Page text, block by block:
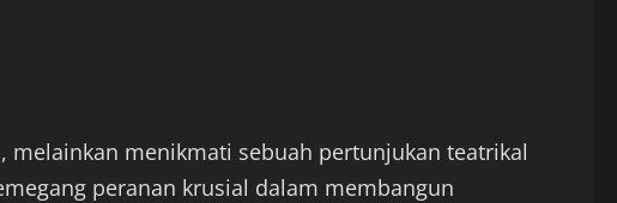
melainkan menikmati sebuah pertunjukan teatrikal
peranan krusial dalam membangun